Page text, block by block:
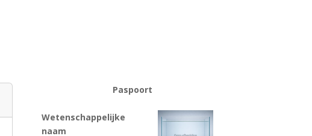
Paspoort
Wetenschappelijke
naam